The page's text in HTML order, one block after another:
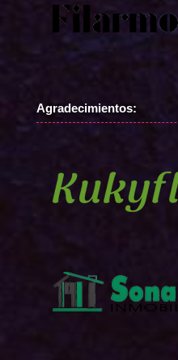
Agradecimientos: